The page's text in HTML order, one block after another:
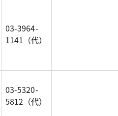
03-3964-
1141（代）
03-5320-
5812（代）